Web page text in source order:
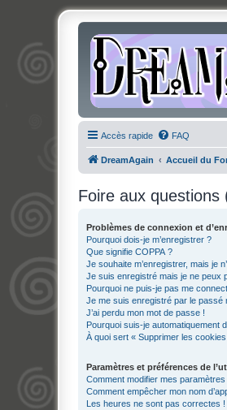
Accès rapide FAQ
DreamAgain Accueil du
Foire aux
Problèmes de connexion et
Pourquoi dois-je m’enregistrer ?
Que signifie COPPA ?
Je souhaite m’enregistrer, mais je
Je suis enregistré mais je ne peux
Pourquoi ne puis-je pas me
Je me suis enregistré par le passé
J’ai perdu mon mot de passe !
Pourquoi suis-je automatiquement
À quoi sert « Supprimer les
Paramètres et préférences de
Comment modifier mes paramètres
Comment empêcher mon nom
Les heures ne sont pas correctes !